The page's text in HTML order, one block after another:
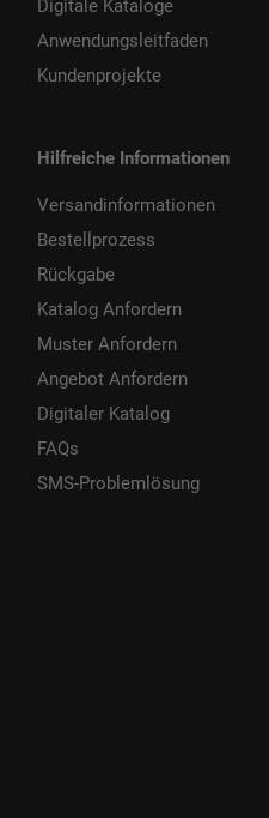
Digitale Kataloge
Anwendungsleitfaden
Kundenprojekte
Hilfreiche Informationen
Versandinformationen
Bestellprozess
Rückgabe
Katalog Anfordern
Muster Anfordern
Angebot Anfordern
Digitaler Katalog
FAQs
SMS-Problemlösung